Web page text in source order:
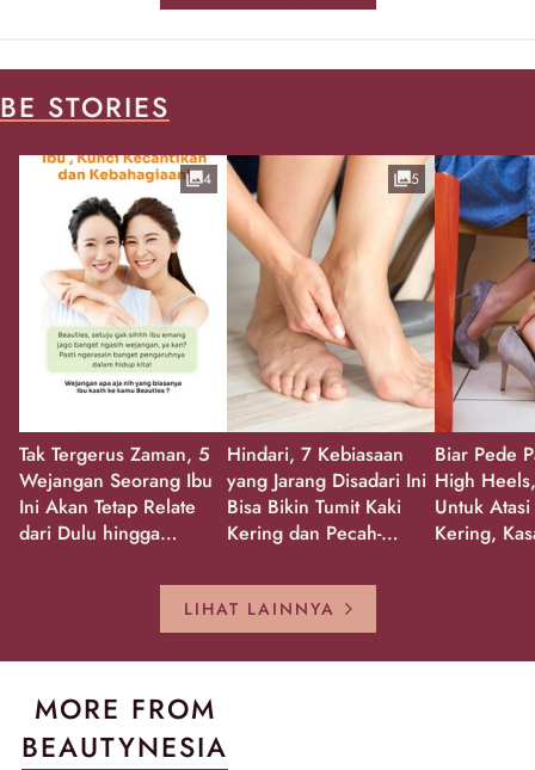
BE STORIES
Tak Tergerus Zaman, 5
Wejangan Seorang Ibu
Ini Akan Tetap Relate
dari Dulu hingga
4
Hindari, 7 Kebiasaan
yang Jarang Disadari Ini
Bisa Bikin Tumit Kaki
Kering dan Pecah-
5
Biar Pede
High
Untuk
Kering,
LIHAT LAINNYA
MORE FROM
BEAUTYNESIA